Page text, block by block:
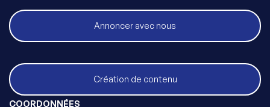
Annoncer avec nous
Création de contenu
COORDONNÉES